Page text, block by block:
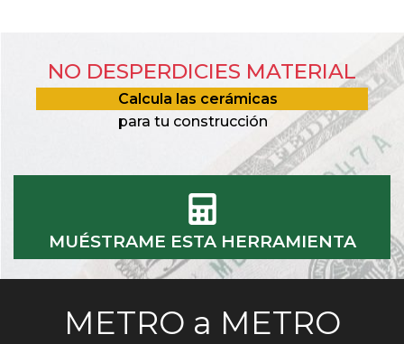
NO DESPERDICIES MATERIAL
Calcula las cerámicas
para tu construcción
MUÉSTRAME ESTA HERRAMIENTA
METRO a METRO